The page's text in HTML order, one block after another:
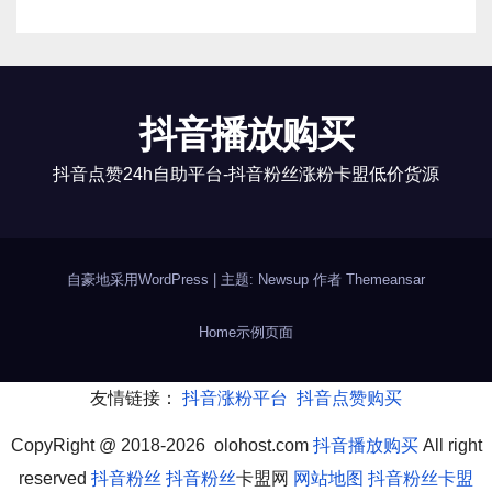
抖音播放购买
抖音点赞24h自助平台-抖音粉丝涨粉卡盟低价货源
自豪地采用WordPress 主题: Newsup 作者 Themeansar
Home示例页面
友情链接： 抖音涨粉平台 抖音点赞购买
CopyRight @ 2018-2026 olohost.com 抖音播放购买All right
reserved 抖音粉丝 抖音粉丝卡盟网 网站地图 抖音粉丝卡盟